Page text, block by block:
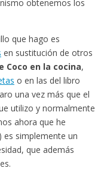
obtenemos los
que hago es
en sustitución de otros
Coco en la cocina,
o en las del libro
una vez más que el
utilizo y normalmente
ahora que he
) es simplemente un
que además